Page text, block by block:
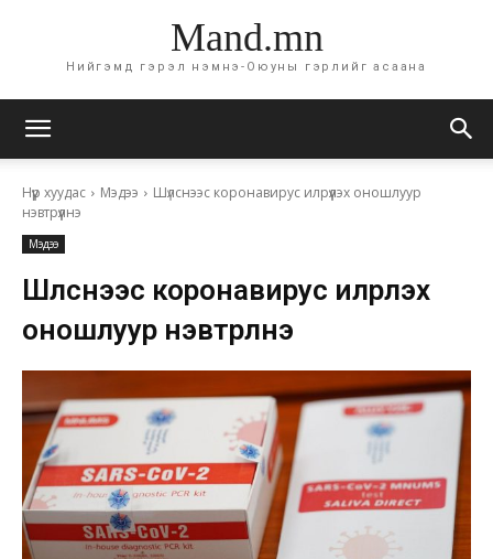
Mand.mn
Нийгэмд гэрэл нэмнэ-Оюуны гэрлийг асаана
Нүүр хуудас Мэдээ
Шүлснээс коронавирус илрүүлэх оношлуур
нэвтрүүлнэ
Мэдээ
Шүлснээс коронавирус илрүүлэх
оношлуур нэвтрүүлнэ